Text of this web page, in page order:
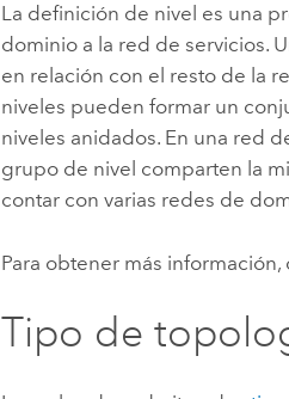
La definición de nivel es una
dominio a la red de servicios.
en relación con el resto de la
niveles pueden formar un
niveles anidados. En una red
grupo de nivel comparten la
contar con varias redes de
Para obtener más información,
Tipo de